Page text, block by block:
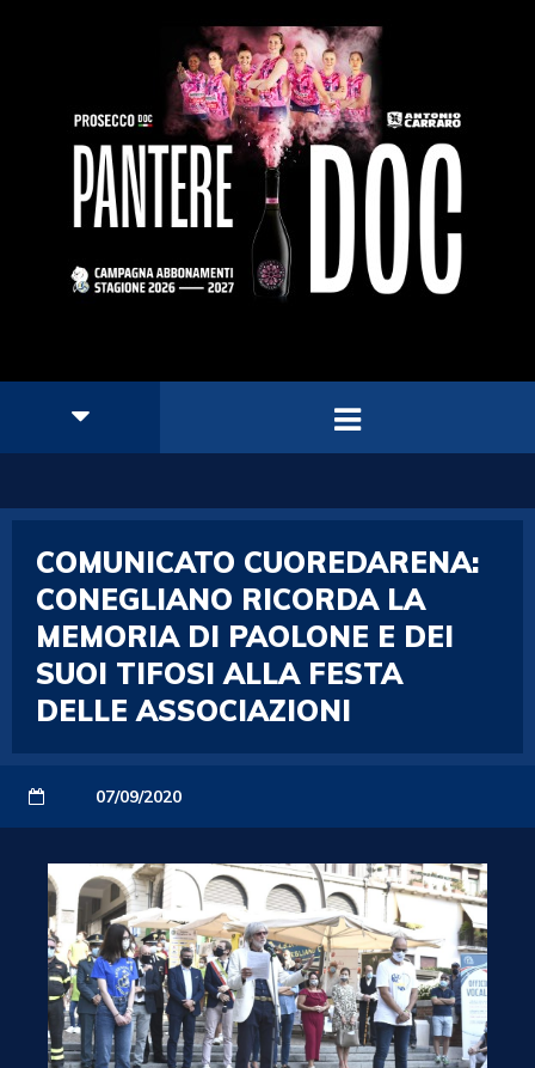
COMUNICATO CUOREDARENA:
CONEGLIANO RICORDA LA
MEMORIA DI PAOLONE E DEI
SUOI TIFOSI ALLA FESTA
DELLE ASSOCIAZIONI
07/09/2020